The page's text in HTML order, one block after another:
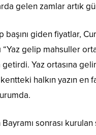
gelen zamlar artık
başını giden fiyatlar,
“Yaz gelip mahsuller
getirdi. Yaz ortasına
halkın yazın
Bayramı sonrası